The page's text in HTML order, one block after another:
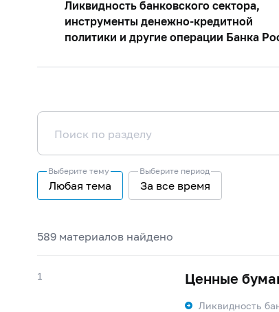
Ликвидность банковского сектора,
инструменты денежно-кредитной
политики и другие операции Банка
Выберите тему
Любая тема
Выберите период
За все время
589 материалов найдено
1 Ценные
Ликвидность